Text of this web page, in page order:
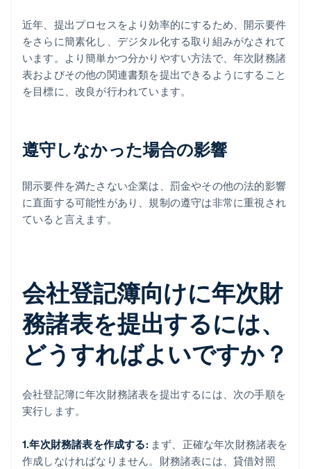
近年、提出プロセスをより効率的にするため、開示要件
をさらに簡素化し、デジタル化する取り組みがなされて
います。より簡単かつ分かりやすい方法で、年次財務諸
表およびその他の関連書類を提出できるようにすること
を目標に、改良が行われています。
遵守しなかった場合の影響
開示要件を満たさない企業は、罰金やその他の法的影響
に直面する可能性があり、規制の遵守は非常に重視され
ていると言えます。
会社登記簿向けに年次財
務諸表を提出するには、
どうすればよいですか？
会社登記簿に年次財務諸表を提出するには、次の手順を
実行します。
1.年次財務諸表を作成する: まず、正確な年次財務諸表を
作成しなければなりません。財務諸表には、貸借対照